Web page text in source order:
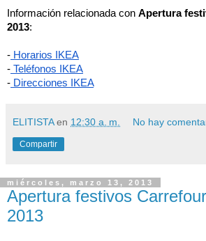
Información relacionada con Apertura
2013:
- Horarios IKEA
- Teléfonos IKEA
- Direcciones IKEA
ELITISTA en 12:30 a. m. No hay
Compartir
miércoles, marzo 13, 2013
Apertura festivos
2013